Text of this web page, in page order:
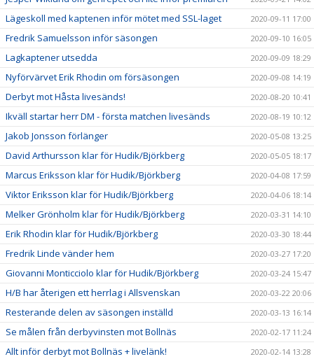
Lägeskoll med kaptenen inför mötet med SSL-laget 2020-09-11 17:00
Fredrik Samuelsson inför säsongen 2020-09-10 16:05
Lagkaptener utsedda 2020-09-09 18:29
Nyförvärvet Erik Rhodin om försäsongen 2020-09-08 14:19
Derbyt mot Håsta livesänds! 2020-08-20 10:41
Ikväll startar herr DM - första matchen livesänds 2020-08-19 10:12
Jakob Jonsson förlänger 2020-05-08 13:25
David Arthursson klar för Hudik/Björkberg 2020-05-05 18:17
Marcus Eriksson klar för Hudik/Björkberg 2020-04-08 17:59
Viktor Eriksson klar för Hudik/Björkberg 2020-04-06 18:14
Melker Grönholm klar för Hudik/Björkberg 2020-03-31 14:10
Erik Rhodin klar för Hudik/Björkberg 2020-03-30 18:44
Fredrik Linde vänder hem 2020-03-27 17:20
Giovanni Monticciolo klar för Hudik/Björkberg 2020-03-24 15:47
H/B har återigen ett herrlag i Allsvenskan 2020-03-22 20:06
Resterande delen av säsongen inställd 2020-03-13 16:14
Se målen från derbyvinsten mot Bollnäs 2020-02-17 11:24
Allt inför derbyt mot Bollnäs + livelänk! 2020-02-14 13:28